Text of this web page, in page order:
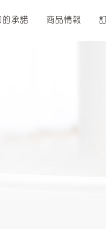
的承諾 商品情報